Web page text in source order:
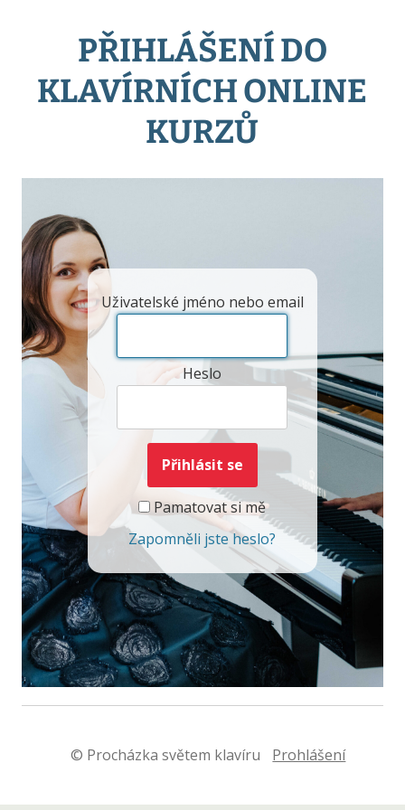
PŘIHLÁŠENÍ DO
KLAVÍRNÍCH ONLINE
KURZŮ
Uživatelské jméno nebo email
Heslo
Pamatovat si mě
Zapomněli jste heslo?
© Procházka světem klavíru Prohlášení